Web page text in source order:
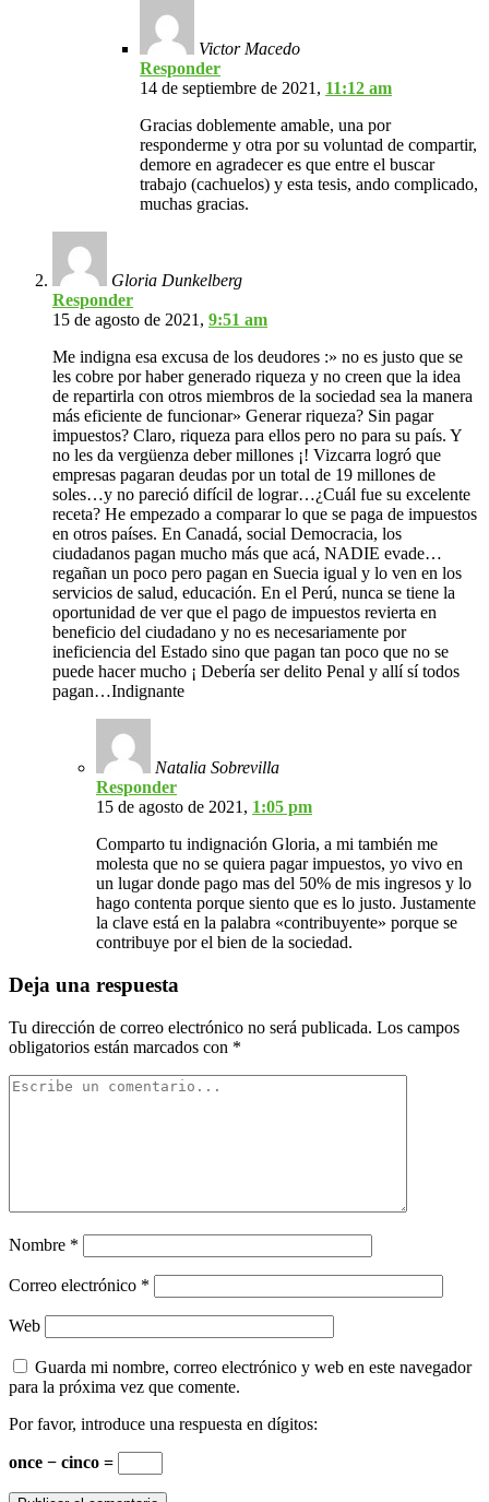
Victor Macedo
Responder
14 de septiembre de 2021, 11:12 am
Gracias doblemente amable, una por
responderme y otra por su voluntad de compartir,
demore en agradecer es que entre el buscar
trabajo (cachuelos) y esta tesis, ando complicado,
muchas gracias.
Gloria Dunkelberg
Responder
15 de agosto de 2021, 9:51 am
Me indigna esa excusa de los deudores :» no es justo que se
les cobre por haber generado riqueza y no creen que la idea
de repartirla con otros miembros de la sociedad sea la manera
más eficiente de funcionar» Generar riqueza? Sin pagar
impuestos? Claro, riqueza para ellos pero no para su país. Y
no les da vergüenza deber millones ¡! Vizcarra logró que
empresas pagaran deudas por un total de 19 millones de
soles…y no pareció difícil de lograr…¿Cuál fue su excelente
receta? He empezado a comparar lo que se paga de impuestos
en otros países. En Canadá, social Democracia, los
ciudadanos pagan mucho más que acá, NADIE evade…
regañan un poco pero pagan en Suecia igual y lo ven en los
servicios de salud, educación. En el Perú, nunca se tiene la
oportunidad de ver que el pago de impuestos revierta en
beneficio del ciudadano y no es necesariamente por
ineficiencia del Estado sino que pagan tan poco que no se
puede hacer mucho ¡ Debería ser delito Penal y allí sí todos
pagan…Indignante
Natalia Sobrevilla
Responder
15 de agosto de 2021, 1:05 pm
Comparto tu indignación Gloria, a mi también me
molesta que no se quiera pagar impuestos, yo vivo en
un lugar donde pago mas del 50% de mis ingresos y lo
hago contenta porque siento que es lo justo. Justamente
la clave está en la palabra «contribuyente» porque se
contribuye por el bien de la sociedad.
Deja una respuesta
Tu dirección de correo electrónico no será publicada. Los campos
obligatorios están marcados con *
Nombre *
Correo electrónico *
Web
Guarda mi nombre, correo electrónico y web en este navegador
para la próxima vez que comente.
Por favor, introduce una respuesta en dígitos:
once − cinco =